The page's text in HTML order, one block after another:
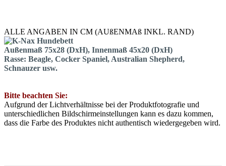
ALLE ANGABEN IN CM (AUßENMAß INKL. RAND)
Außenmaß 75x28 (DxH), Innenmaß 45x20 (DxH)
Rasse: Beagle, Cocker Spaniel, Australian Shepherd,
Schnauzer usw.
Bitte beachten Sie:
Aufgrund der Lichtverhältnisse bei der Produktfotografie und
unterschiedlichen Bildschirmeinstellungen kann es dazu kommen,
dass die Farbe des Produktes nicht authentisch wiedergegeben wird.